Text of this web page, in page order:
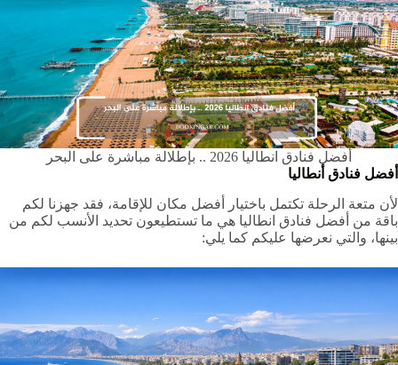
أفضل فنادق انطاليا 2026 .. بإطلالة مباشرة على البحر
أفضل فنادق أنطاليا
لأن متعة الرحلة تكتمل باختيار أفضل مكان للإقامة، فقد جهزنا لكم
باقة من أفضل فنادق انطاليا هي ما تستطيعون تحديد الأنسب لكم من
بينها، والتي نعرضها عليكم كما يلي: